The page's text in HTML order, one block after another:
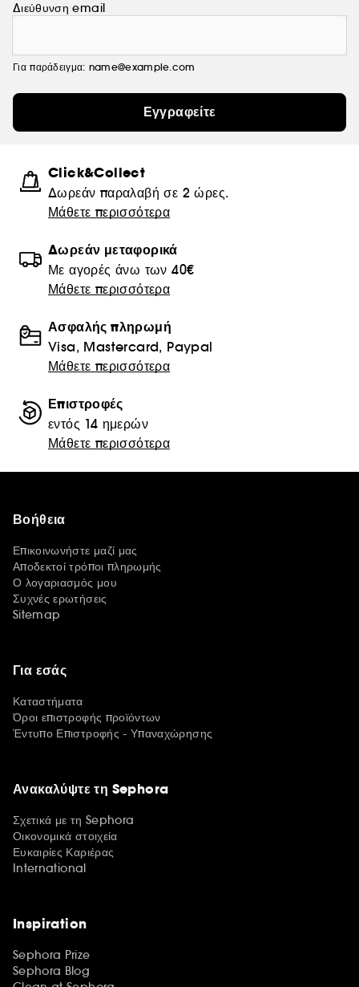
Διεύθυνση email
Για παράδειγμα: name@example.com
Εγγραφείτε
Click&Collect
Δωρεάν παραλαβή σε 2 ώρες.
Μάθετε περισσότερα
Δωρεάν μεταφορικά
Με αγορές άνω των 40€
Μάθετε περισσότερα
Ασφαλής πληρωμή
Visa, Mastercard, Paypal
Μάθετε περισσότερα
Επιστροφές
εντός 14 ημερών
Μάθετε περισσότερα
Βοήθεια
Επικοινωνήστε μαζί μας
Αποδεκτοί τρόποι πληρωμής
Ο λογαριασμός μου
Συχνές ερωτήσεις
Sitemap
Για εσάς
Καταστήματα
Όροι επιστροφής προϊόντων
Έντυπο Επιστροφής - Υπαναχώρησης
Ανακαλύψτε τη Sephora
Σχετικά με τη Sephora
Οικονομικά στοιχεία
Ευκαιρίες Καριέρας
International
Inspiration
Sephora Prize
Sephora Blog